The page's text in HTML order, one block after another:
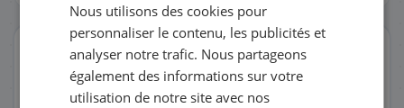
ORIGINAL
RÉFÉRENCE DU PRODUIT
FRÉQUENCE
Nous utilisons des cookies pour
personnaliser le contenu, les publicités et
analyser notre trafic. Nous partageons
également des informations sur votre
utilisation de notre site avec nos